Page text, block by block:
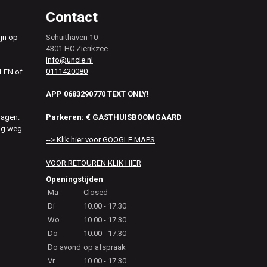
op
of
weg.
Contact
Schuithaven 10
4301 HC Zierikzee
info@uncle.nl
0111420080
APP 0683290770 TEXT ONLY!
Parkeren: € GASTHUISBOOMGAARD
--> Klik hier voor GOOGLE MAPS
VOOR RETOUREN KLIK HIER
Openingstijden
Ma
Closed
Di
10.00 - 17.30
Wo
10.00 - 17.30
Do
10.00 - 17.30
Do avond op afspraak
Vr
10.00 - 17.30